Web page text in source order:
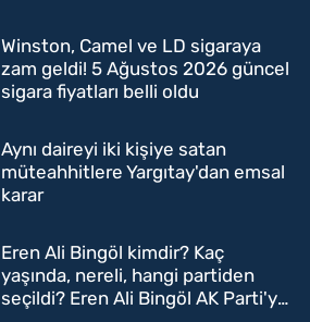
Winston, Camel ve LD sigaraya
zam geldi! 5 Ağustos 2026 güncel
sigara fiyatları belli oldu
Aynı daireyi iki kişiye satan
müteahhitlere Yargıtay'dan emsal
karar
Eren Ali Bingöl kimdir? Kaç
yaşında, nereli, hangi partiden
seçildi? Eren Ali Bingöl AK Parti'ye